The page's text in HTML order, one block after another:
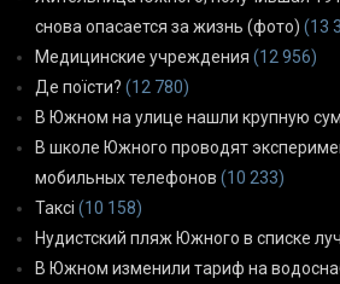
снова опасается за жизнь (фото) (13
Медицинские учреждения (12 956)
Де поїсти? (12 780)
В Южном на улице нашли крупную
В школе Южного проводят
мобильных телефонов (10 233)
Таксі (10 158)
Нудистский пляж Южного в списке
В Южном изменили тариф на